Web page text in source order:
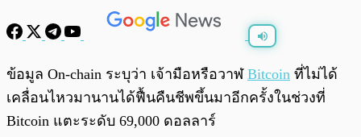
/0:00
ข้อมูล On-chain ระบุว่า เจ้ามือหรือวาฬ Bitcoin ที่ไม่ได้
เคลื่อนไหวมานานได้ฟื้นคืนชีพขึ้นมาอีกครั้งในช่วงที่
Bitcoin แตะระดับ 69,000 ดอลลาร์